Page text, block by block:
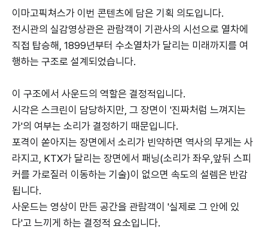
이마고픽쳐스가 이번 콘텐츠에 담은 기획 의도입니다.
전시관의 실감영상관은 관람객이 기관사의 시선으로 열차에
직접 탑승해, 1899년부터 수소열차가 달리는 미래까지를 여
행하는 구조로 설계되었습니다.
이 구조에서 사운드의 역할은 결정적입니다.
시각은 스크린이 담당하지만, 그 장면이 '진짜처럼 느껴지는
가'의 여부는 소리가 결정하기 때문입니다.
포격이 쏟아지는 장면에서 소리가 빈약하면 역사의 무게는 사
라지고, KTX가 달리는 장면에서 패닝(소리가 좌우,앞뒤 스피
커를 가로질러 이동하는 기술)이 없으면 속도의 설렘은 반감
됩니다.
사운드는 영상이 만든 공간을 관람객이 '실제로 그 안에 있
다'고 느끼게 하는 결정적 요소입니다.